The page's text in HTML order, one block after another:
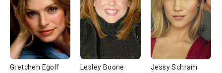
Gretchen Egolf Lesley Boone Jessy Schram